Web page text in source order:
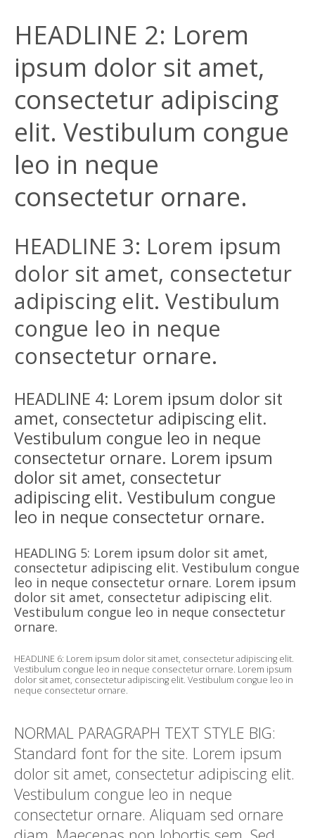
HEADLINE 2: Lorem
ipsum dolor sit amet,
consectetur adipiscing
elit. Vestibulum congue
leo in neque
consectetur ornare.
HEADLINE 3: Lorem ipsum
dolor sit amet, consectetur
adipiscing elit. Vestibulum
congue leo in neque
consectetur ornare.
HEADLINE 4: Lorem ipsum dolor sit
amet, consectetur adipiscing elit.
Vestibulum congue leo in neque
consectetur ornare. Lorem ipsum
dolor sit amet, consectetur
adipiscing elit. Vestibulum congue
leo in neque consectetur ornare.
HEADLING 5: Lorem ipsum dolor sit amet,
consectetur adipiscing elit. Vestibulum congue
leo in neque consectetur ornare. Lorem ipsum
dolor sit amet, consectetur adipiscing elit.
Vestibulum congue leo in neque consectetur
ornare.
HEADLINE 6: Lorem ipsum dolor sit amet, consectetur adipiscing elit.
Vestibulum congue leo in neque consectetur ornare. Lorem ipsum
dolor sit amet, consectetur adipiscing elit. Vestibulum congue leo in
neque consectetur ornare.
NORMAL PARAGRAPH TEXT STYLE BIG:
Standard font for the site. Lorem ipsum
dolor sit amet, consectetur adipiscing elit.
Vestibulum congue leo in neque
consectetur ornare. Aliquam sed ornare